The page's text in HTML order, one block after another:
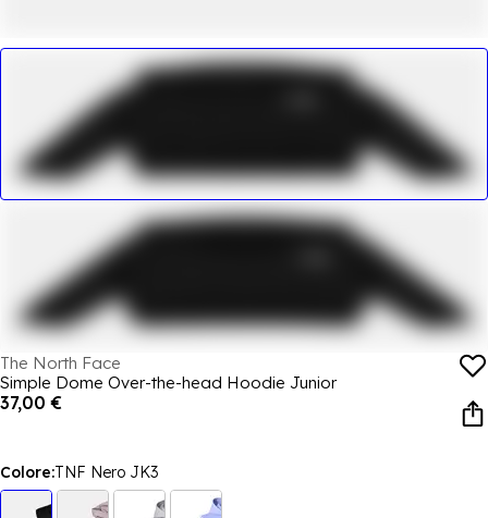
The North Face
Simple Dome Over-the-head Hoodie Junior
37,00 €
Colore:TNF Nero JK3